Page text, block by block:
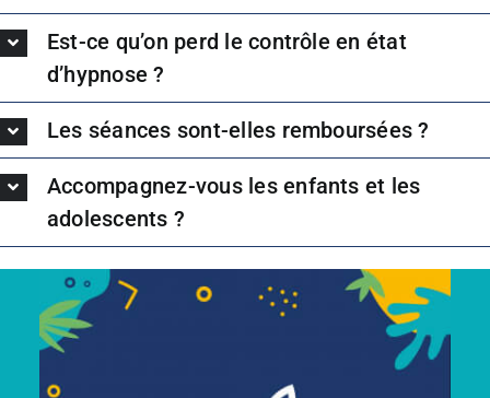
Est-ce qu’on perd le contrôle en état
d’hypnose ?
Les séances sont-elles remboursées ?
Accompagnez-vous les enfants et les
adolescents ?